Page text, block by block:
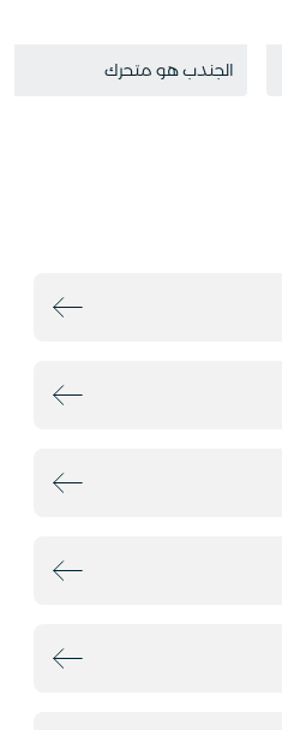
الجندب هو متحرك